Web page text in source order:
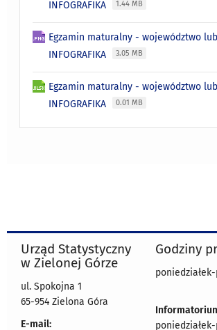
INFOGRAFIKA
1.44 MB
Egzamin maturalny - województwo
INFOGRAFIKA
3.05 MB
Egzamin maturalny - województwo
INFOGRAFIKA
0.01 MB
Urząd Statystyczny
w Zielonej Górze
ul. Spokojna 1
65-954 Zielona Góra
E-mail:
Godziny